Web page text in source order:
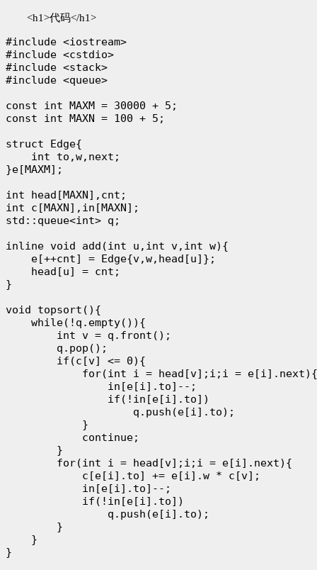
<h1>代码</h1>
#include <iostream>
#include <cstdio>
#include <stack>
#include <queue>
const int MAXM = 30000 + 5;
const int MAXN = 100 + 5;
struct Edge{
    int to,w,next;
}e[MAXM];
int head[MAXN],cnt;
int c[MAXN],in[MAXN];
std::queue<int> q;
inline void add(int u,int v,int w){
    e[++cnt] = Edge{v,w,head[u]};
    head[u] = cnt;
}
void topsort(){
    while(!q.empty()){
        int v = q.front();
        q.pop();
        if(c[v] <= 0){
            for(int i = head[v];i;i = e[i].next){
                in[e[i].to]--;
                if(!in[e[i].to])
                    q.push(e[i].to);
            }
            continue;
        }
        for(int i = head[v];i;i = e[i].next){
            c[e[i].to] += e[i].w * c[v];
            in[e[i].to]--;
            if(!in[e[i].to])
                q.push(e[i].to);
        }
    }
}